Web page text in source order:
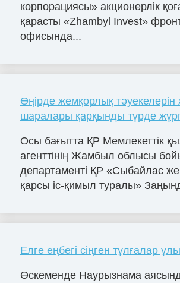
корпорациясы» акционерлік
қарасты «Zhambyl Invest»
офисында...
Өңірде жемқорлық
шаралары қарқынды түрде
Осы бағытта ҚР Мемлекеттік
агенттінің Жамбыл облысы
департаменті ҚР «Сыбайлас
қарсы іс-қимыл туралы»
Елге еңбегі сіңген тұлғалар
Өскеменде Наурызнама